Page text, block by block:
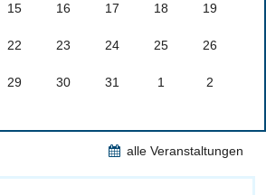
15 16 17 18 19
22 23 24 25 26
29 30 31 1 2
alle Veranstaltungen